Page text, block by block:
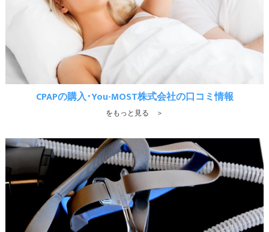
CPAPの購入･You-MOST株式会社の口コミ情報
をもっと見る ＞